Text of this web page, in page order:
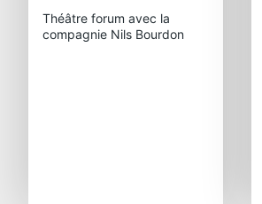
Théâtre forum avec la
compagnie Nils Bourdon